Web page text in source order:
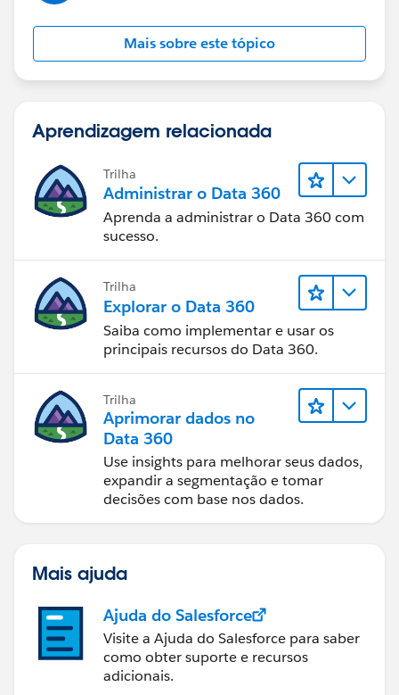
Mais sobre este tópico
Aprendizagem relacionada
Trilha
Administrar o Data 360
Aprenda a administrar o Data 360 com
sucesso.
Trilha
Explorar o Data 360
Saiba como implementar e usar os
principais recursos do Data 360.
Trilha
Aprimorar dados no
Data 360
Use insights para melhorar seus dados,
expandir a segmentação e tomar
decisões com base nos dados.
Mais ajuda
Ajuda do Salesforce
Visite a Ajuda do Salesforce para saber
como obter suporte e recursos
adicionais.